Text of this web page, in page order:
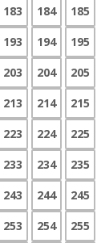
183 184 185
193 194 195
203 204 205
213 214 215
223 224 225
233 234 235
243 244 245
253 254 255